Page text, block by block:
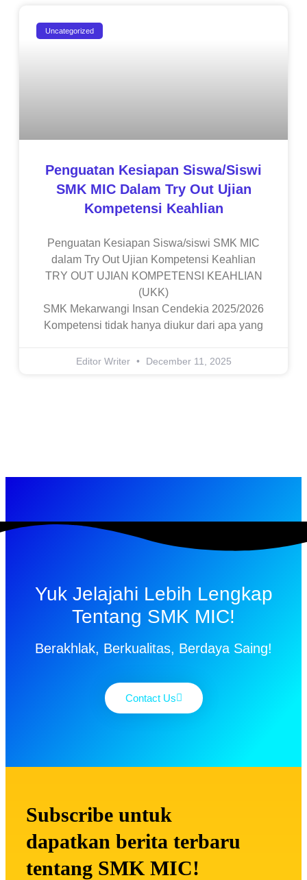
Uncategorized
Penguatan Kesiapan Siswa/siswi
SMK MIC Dalam Try Out Ujian
Kompetensi Keahlian
Penguatan Kesiapan Siswa/siswi SMK MIC
dalam Try Out Ujian Kompetensi Keahlian
TRY OUT UJIAN KOMPETENSI KEAHLIAN
(UKK)
SMK Mekarwangi Insan Cendekia 2025/2026
Kompetensi tidak hanya diukur dari apa yang
Editor Writer December 11, 2025
Yuk Jelajahi Lebih Lengkap
Tentang SMK MIC!
Berakhlak, Berkualitas, Berdaya Saing!
Contact Us
Subscribe untuk
dapatkan berita terbaru
tentang SMK MIC!